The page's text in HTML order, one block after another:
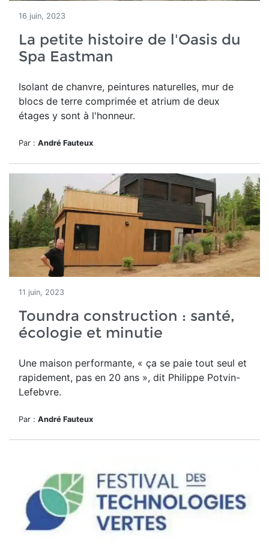
16 juin, 2023
La petite histoire de l'Oasis du
Spa Eastman
Isolant de chanvre, peintures naturelles, mur de
blocs de terre comprimée et atrium de deux
étages y sont à l'honneur.
Par : André Fauteux
11 juin, 2023
Toundra construction : santé,
écologie et minutie
Une maison performante, « ça se paie tout seul et
rapidement, pas en 20 ans », dit Philippe Potvin-
Lefebvre.
Par : André Fauteux